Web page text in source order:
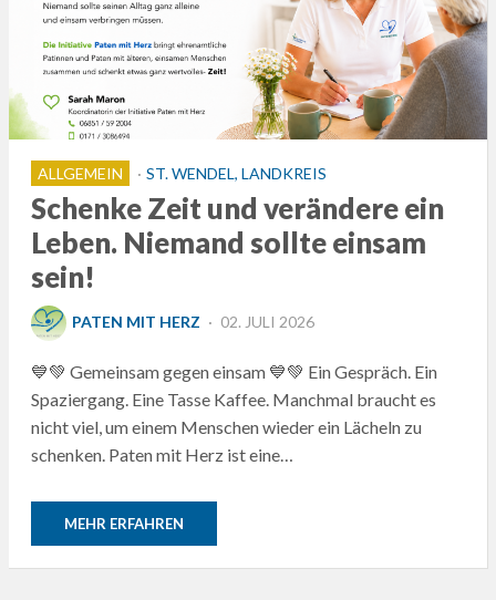
ALLGEMEIN ST. WENDEL, LANDKREIS
Schenke Zeit und verändere ein
Leben. Niemand sollte einsam
sein!
PATEN MIT HERZ
POSTED
02. JULI 2026
💙💚 Gemeinsam gegen einsam 💙💚 Ein Gespräch. Ein
Spaziergang. Eine Tasse Kaffee. Manchmal braucht es
nicht viel, um einem Menschen wieder ein Lächeln zu
schenken. Paten mit Herz ist eine…
MEHR ERFAHREN